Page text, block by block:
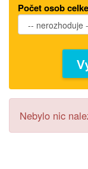
Počet osob
Nebylo nic